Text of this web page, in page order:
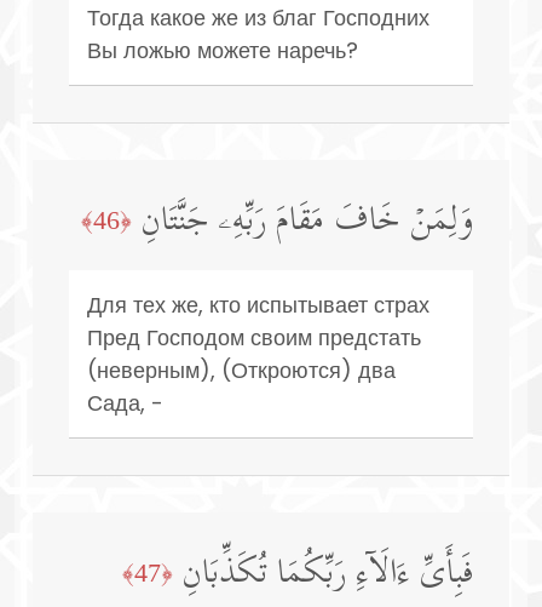
Тогда какое же из благ Господних
Вы ложью можете наречь?
وَلِمَنۡ خَافَ مَقَامَ رَبِّهِۦ جَنَّتَانِ ﴿46﴾
Для тех же, кто испытывает страх
Пред Господом своим предстать
(неверным), (Откроются) два
Сада, -
فَبِأَیِّ ءَالَاۤءِ رَبِّكُمَا تُكَذِّبَانِ ﴿47﴾